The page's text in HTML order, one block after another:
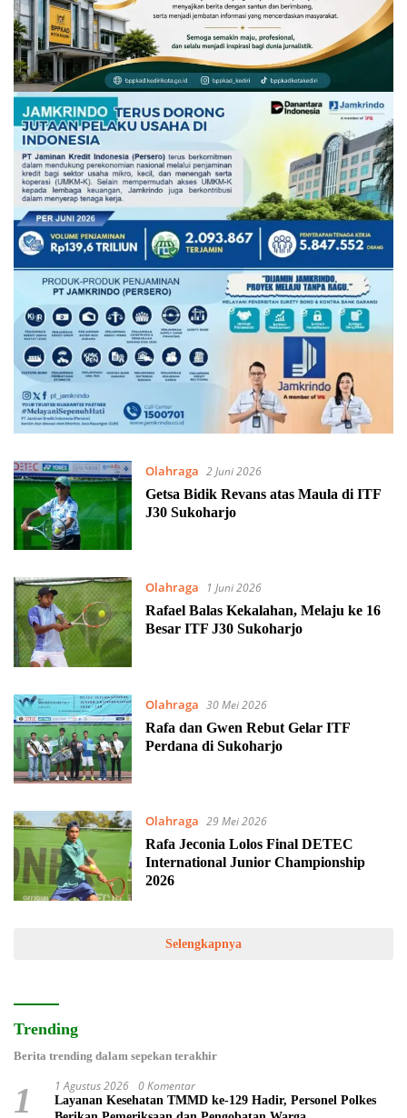
Olahraga 2 Juni 2026
Getsa Bidik Revans atas Maula di ITF
J30 Sukoharjo
Olahraga
1 Juni 2026
Rafael Balas Kekalahan, Melaju ke 16
Besar ITF J30 Sukoharjo
Olahraga 30 Mei 2026
Rafa dan Gwen Rebut Gelar ITF
Perdana di Sukoharjo
Olahraga 29 Mei 2026
Rafa Jeconia Lolos Final DETEC
International Junior Championship
2026
Selengkapnya
Trending
Berita trending dalam sepekan terakhir
1 1 Agustus 2026 0 Komentar
Layanan Kesehatan TMMD ke-129 Hadir, Personel Polkes